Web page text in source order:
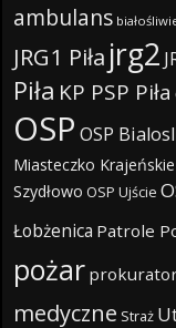
ambulans
JRG1 Piła jrg2
Piła KP PSP Piła
OSP OSP
Miasteczko Krajeńskie
Szydłowo OSP Ujście
Łobżenica Patrole
pożar
medyczne Straż